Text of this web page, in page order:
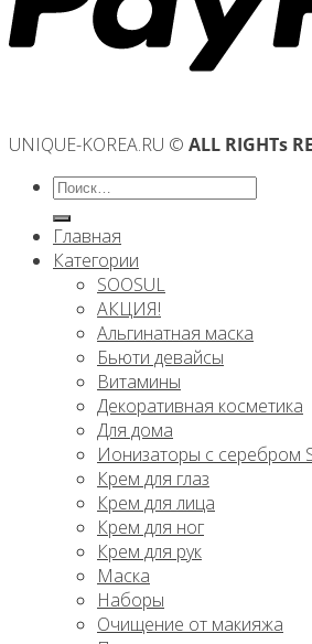
UNIQUE-KOREA.RU © ALL RIGHTs
Искать:
Главная
Категории
SOOSUL
АКЦИЯ!
Альгинатная маска
Бьюти девайсы
Витамины
Декоративная косметика
Для дома
Ионизаторы с серебром
Крем для глаз
Крем для лица
Крем для ног
Крем для рук
Маска
Наборы
Очищение от макияжа